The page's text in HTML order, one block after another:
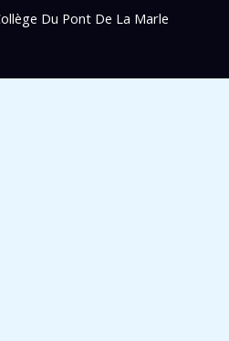
Du Pont De La Marle